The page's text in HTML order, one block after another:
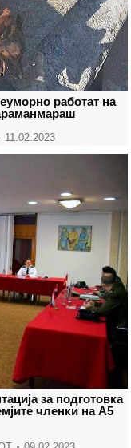
работат на
11.02.2023
за подготовка
членки на А5